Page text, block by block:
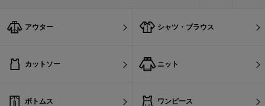
アウター シャツ・ブラウス
カットソー ニット
ボトムス ワンピース